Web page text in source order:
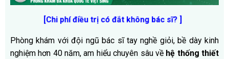
[Chi phí điều trị có đắt không bác sĩ? ]
Phòng khám với đội ngũ bác sĩ tay nghề giỏi, bề dày kinh
nghiệm hơn 40 năm, am hiểu chuyên sâu về hệ thống thiết